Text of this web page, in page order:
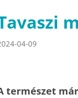
04-09
természet